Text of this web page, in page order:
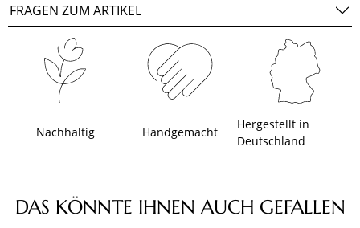
FRAGEN ZUM ARTIKEL
Nachhaltig Handgemacht
Hergestellt in
Deutschland
Produktgalerie überspringen
DAS KÖNNTE IHNEN AUCH GEFALLEN